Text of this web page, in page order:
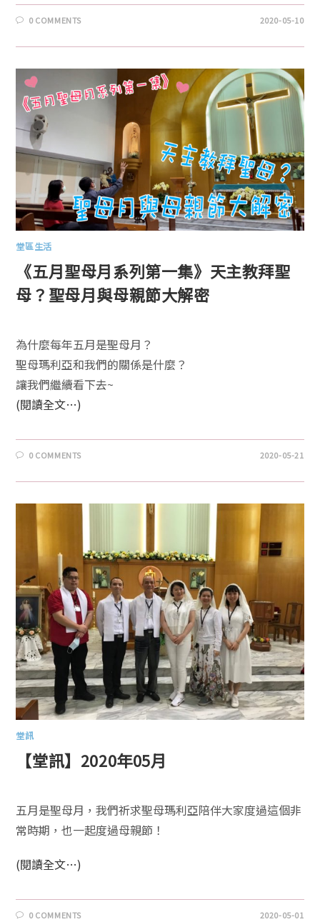
0 COMMENTS 2020-05-10
堂區生活
《五月聖母月系列第一集》天主教拜聖
母？聖母月與母親節大解密
為什麼每年五月是聖母月？
聖母瑪利亞和我們的關係是什麼？
讓我們繼續看下去~
(閱讀全文…)
0 COMMENTS 2020-05-21
堂訊
【堂訊】2020年05月
五月是聖母月，我們祈求聖母瑪利亞陪伴大家度過這個非
常時期，也一起度過母親節！
(閱讀全文…)
0 COMMENTS 2020-05-01